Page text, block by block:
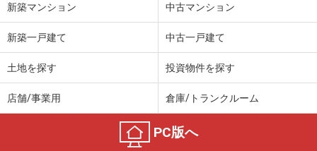
新築マンション 中古マンション
新築一戸建て 中古一戸建て
土地を探す 投資物件を探す
店舗/事業用 倉庫/トランクルーム
PC版へ